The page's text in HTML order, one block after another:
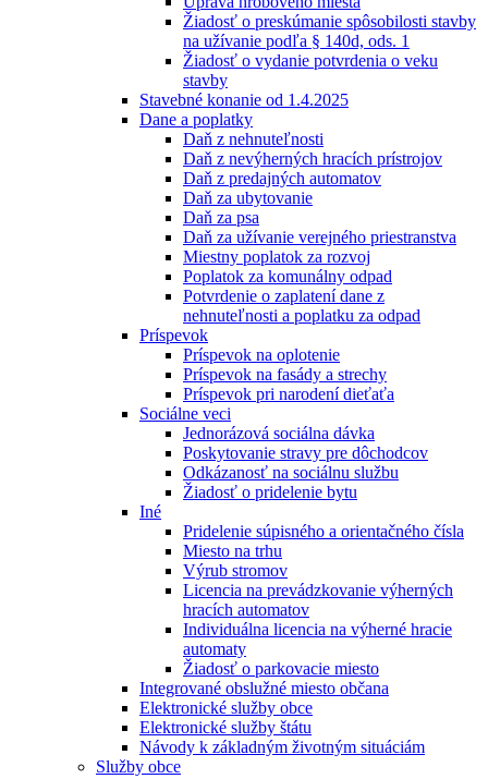
Žiadosť o preskúmanie spôsobilosti stavby
na užívanie podľa § 140d, ods. 1
Žiadosť o vydanie potvrdenia o veku
stavby
Stavebné konanie od 1.4.2025
Dane a poplatky
Daň z nehnuteľnosti
Daň z nevýherných hracích prístrojov
Daň z predajných automatov
Daň za ubytovanie
Daň za psa
Daň za užívanie verejného priestranstva
Miestny poplatok za rozvoj
Poplatok za komunálny odpad
Potvrdenie o zaplatení dane z
nehnuteľnosti a poplatku za odpad
Príspevok
Príspevok na oplotenie
Príspevok na fasády a strechy
Príspevok pri narodení dieťaťa
Sociálne veci
Jednorázová sociálna dávka
Poskytovanie stravy pre dôchodcov
Odkázanosť na sociálnu službu
Žiadosť o pridelenie bytu
Iné
Pridelenie súpisného a orientačného čísla
Miesto na trhu
Výrub stromov
Licencia na prevádzkovanie výherných
hracích automatov
Individuálna licencia na výherné hracie
automaty
Žiadosť o parkovacie miesto
Integrované obslužné miesto občana
Elektronické služby obce
Elektronické služby štátu
Návody k základným životným situáciám
Služby obce